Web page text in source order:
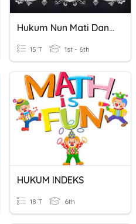
Hukum Nun Mati Dan Tanwin
15 T 1st - 6th
HUKUM INDEKS
18 T 6th